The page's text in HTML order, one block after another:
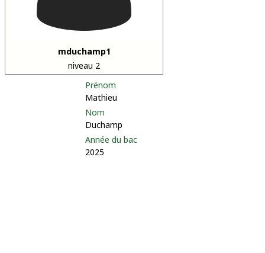
mduchamp1
niveau 2
Prénom
Mathieu
Nom
Duchamp
Année du bac
2025